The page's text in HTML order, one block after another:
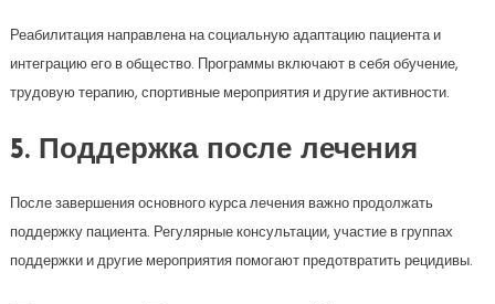
Реабилитация направлена на социальную адаптацию пациента и
интеграцию его в общество. Программы включают в себя обучение,
трудовую терапию, спортивные мероприятия и другие активности.
5. Поддержка после лечения
После завершения основного курса лечения важно продолжать
поддержку пациента. Регулярные консультации, участие в группах
поддержки и другие мероприятия помогают предотвратить рецидивы.